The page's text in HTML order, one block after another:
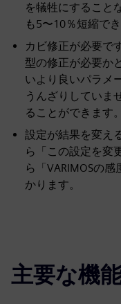
を犠牲にすること
も5〜10％短縮で
カビ修正が必要で
型の修正が必要か
いより良いパラメ
うんざりしていま
ることができます。
設定が結果を変え
ら「この設定を変
ら「VARIMOSの
かります。
主要な機